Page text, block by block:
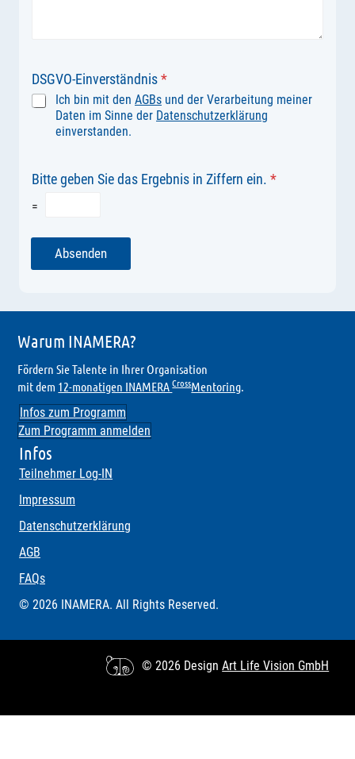
DSGVO-Einverständnis*
Ich bin mit den AGBs und der Verarbeitung meiner
Daten im Sinne der Datenschutzerklärung
einverstanden.
Bitte geben Sie das Ergebnis in Ziffern ein. *
=
Absenden
Infos
Teilnehmer Log-IN
Impressum
Datenschutzerklärung
AGB
FAQs
© 2026 INAMERA. All Rights Reserved.
Warum INAMERA?
Fördern Sie Talente in Ihrer Organisation
mit dem 12-monatigen INAMERACrossMentoring.
Infos zum Programm
Zum Programm anmelden
© 2026 DesignArt Life Vision GmbH